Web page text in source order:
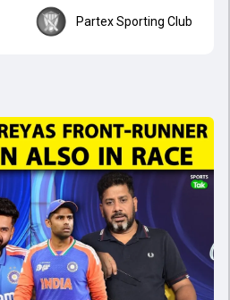
Partex Sporting Club